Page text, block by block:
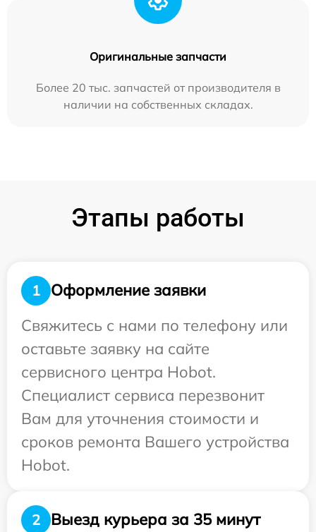
Оригинальные запчасти
Более 20 тыс. запчастей от производителя в
наличии на собственных складах.
Этапы работы
1
Оформление заявки
Свяжитесь с нами по телефону или
оставьте заявку на сайте
сервисного центра Hobot.
Специалист сервиса перезвонит
Вам для уточнения стоимости и
сроков ремонта Вашего устройства
Hobot.
2 Выезд курьера за 35 минут